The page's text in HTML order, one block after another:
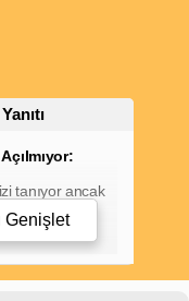
tanıyor ancak
olabilir. Bu
ve
Genişlet